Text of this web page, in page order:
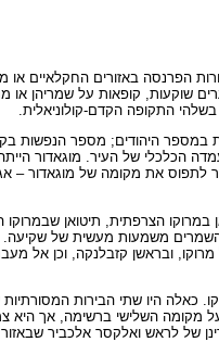
הפרנסה באזורים החקלאיים
שוקעות, קופאות על שמריהן
התקופה הקדם-קולוניאלית.
היהודים; מספר הנפשות
הכלכלי של העיר. מוגאדור
את מקומה של מוגאדור –
במרוקו הצרפתית, תיטואן
משמעות מעשית של שקיעה.
ובראשן קזבלנקה, וכן אל מעבר
כאלה היו שתי הבירות
בינה לבין קזבלנקה, שעלתה למקום הראשון, היה עצום,
של לראש ואלקסר אלכביר